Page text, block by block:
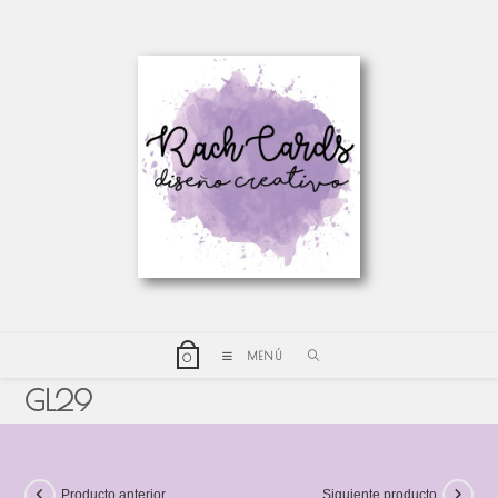
0 MENÚ
GL29
Producto anterior Siguiente producto